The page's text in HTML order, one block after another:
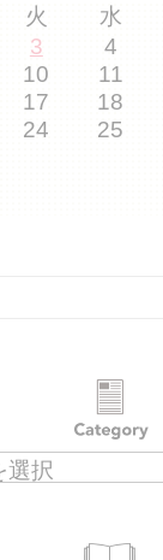
火 水
3 4
10 11
17 18
24 25